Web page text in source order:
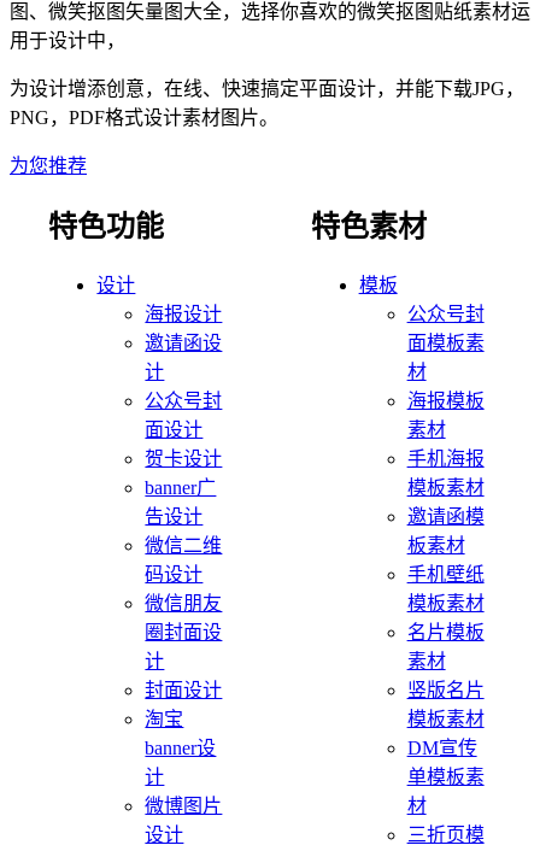
图、微笑抠图矢量图大全，选择你喜欢的微笑抠图贴纸素材运
用于设计中，
为设计增添创意，在线、快速搞定平面设计，并能下载JPG，
PNG，PDF格式设计素材图片。
为您推荐
特色功能
设计
海报设计
邀请函设
计
公众号封
面设计
贺卡设计
banner广
告设计
微信二维
码设计
微信朋友
圈封面设
计
封面设计
淘宝
banner设
计
微博图片
设计
特色素材
模板
公众号封
面模板素
材
海报模板
素材
手机海报
模板素材
邀请函模
板素材
手机壁纸
模板素材
名片模板
素材
竖版名片
模板素材
DM宣传
单模板素
材
三折页模